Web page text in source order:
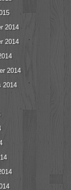
2014
2014
2014
2014